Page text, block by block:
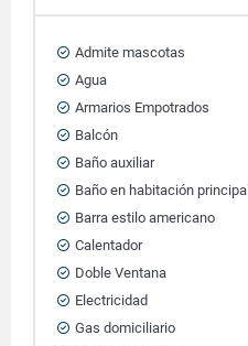
Admite mascotas
Agua
Armarios Empotrados
Balcón
Baño auxiliar
Baño en habitación principal
Barra estilo americano
Calentador
Doble Ventana
Electricidad
Gas domiciliario